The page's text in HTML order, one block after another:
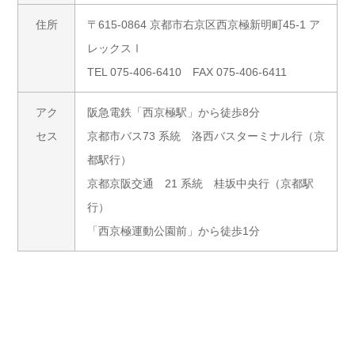
住所
〒615-0864 京都市右京区西京極新明町45-1 ア
レックスⅠ
TEL 075-406-6410 FAX 075-406-6411
アク
セス
阪急電鉄「西京極駅」から徒歩8分
京都市バス73 系統 洛西バスターミナル行（京
都駅行）
京都京阪交通 21 系統 桂坂中央行（京都駅
行）
「西京極運動公園前」から徒歩1分